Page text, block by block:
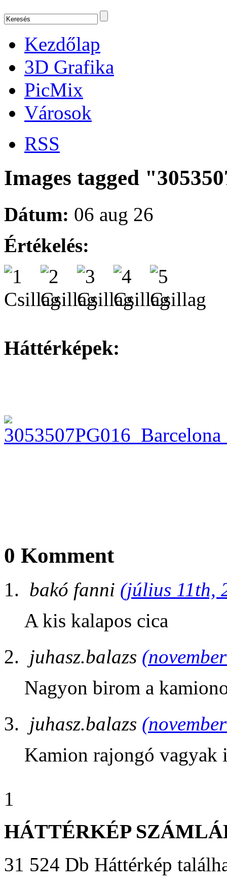
Kezdőlap
3D Grafika
PicMix
Városok
RSS
Images tagged
Dátum: 06 aug 26
Értékelés:
Háttérképek:
0 Komment
bakó fanni (július 11th,
A kis kalapos cica
juhasz.balazs
Nagyon birom a
juhasz.balazs
Kamion rajongó vagyak
1
HÁTTÉRKÉP
31 524 Db Háttérkép